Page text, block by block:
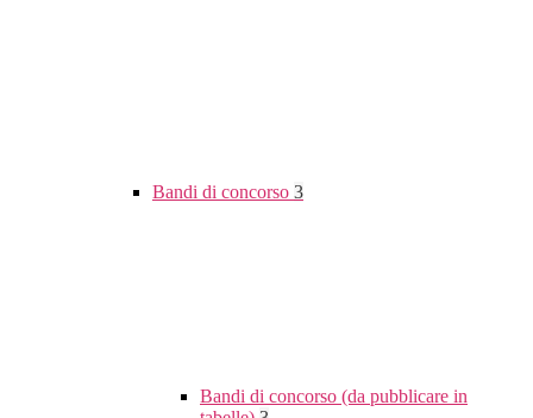
Bandi di concorso 3
Bandi di concorso (da pubblicare in